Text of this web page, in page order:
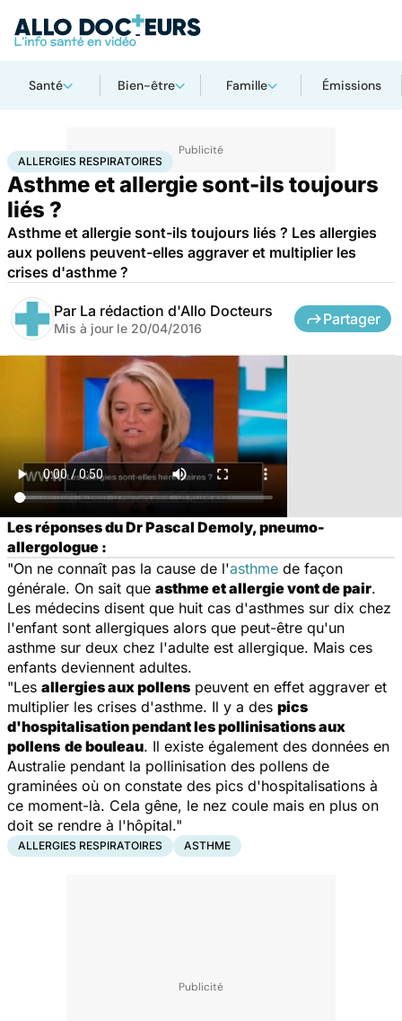
Santé Bien-être Famille Émissions
AccueilSantéAllergies respiratoires
ALLERGIES RESPIRATOIRES
Asthme et allergie sont-ils toujours
liés ?
Asthme et allergie sont-ils toujours liés ? Les allergies
aux pollens peuvent-elles aggraver et multiplier les
crises d'asthme ?
Par La rédaction d'Allo Docteurs
Mis à jour le 20/04/2016
Partager
Les réponses du Dr Pascal Demoly, pneumo-
allergologue :
"On ne connaît pas la cause de l'asthme de façon
générale. On sait que asthme et allergie vont de pair.
Les médecins disent que huit cas d'asthmes sur dix chez
l'enfant sont allergiques alors que peut-être qu'un
asthme sur deux chez l'adulte est allergique. Mais ces
enfants deviennent adultes.
"Les allergies aux pollens peuvent en effet aggraver et
multiplier les crises d'asthme. Il y a des pics
d'hospitalisation pendant les pollinisations aux
pollens de bouleau. Il existe également des données en
Australie pendant la pollinisation des pollens de
graminées où on constate des pics d'hospitalisations à
ce moment-là. Cela gêne, le nez coule mais en plus on
doit se rendre à l'hôpital."
ALLERGIES RESPIRATOIRES ASTHME